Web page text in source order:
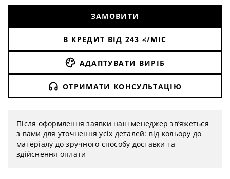
Вологостійкі шпалери доступні до замовлення від
3 м2, в комплект входить склополотно,
спеціалізована грунтовка, клей, захисний лак.
ЗАМОВИТИ
В КРЕДИТ ВІД 243 ₴/МІС
АДАПТУВАТИ ВИРІБ
ОТРИМАТИ КОНСУЛЬТАЦІЮ
Після оформлення заявки наш менеджер зв’яжеться
з вами для уточнення усіх деталей: від кольору до
матеріалу до зручного способу доставки та
здійснення оплати